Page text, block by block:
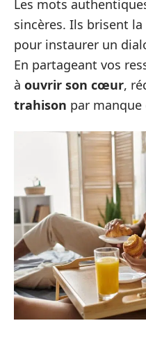
Les mots
sincères. Ils brisent la
pour instaurer un
En partageant vos
à ouvrir son cœur,
trahison par